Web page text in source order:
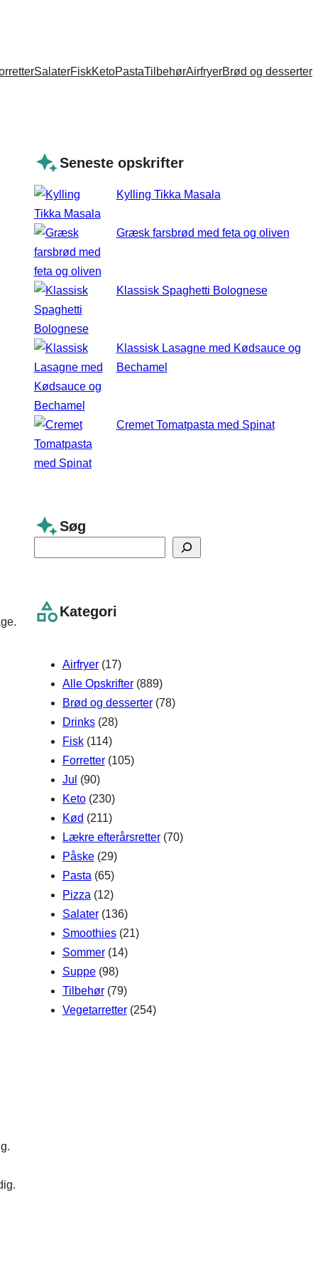
SalaterFiskKetoPastaTilbehørAirfryerBrød og desserter
Seneste opskrifter
Kylling Tikka Masala
Græsk farsbrød med feta og oliven
Klassisk Spaghetti Bolognese
Klassisk Lasagne med Kødsauce og
Bechamel
Cremet Tomatpasta med Spinat
Søg
c
Kategori
Airfryer(17)
Alle Opskrifter(889)
Brød og desserter(78)
Drinks(28)
Fisk(114)
Forretter(105)
Jul (90)
Keto(230)
Kød (211)
Lækre efterårsretter(70)
Påske(29)
Pasta (65)
Pizza (12)
Salater(136)
Smoothies(21)
Sommer(14)
Suppe(98)
Tilbehør(79)
Vegetarretter(254)